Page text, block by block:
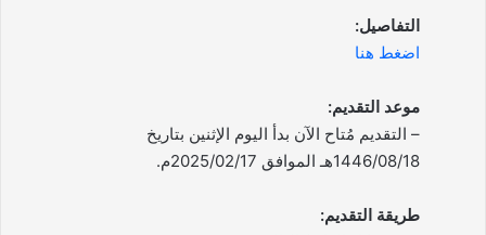
التفاصيل:
اضغط هنا
موعد التقديم:
– التقديم مُتاح الآن بدأ اليوم الإثنين بتاريخ
1446/08/18هـ الموافق 2025/02/17م.
طريقة التقديم: